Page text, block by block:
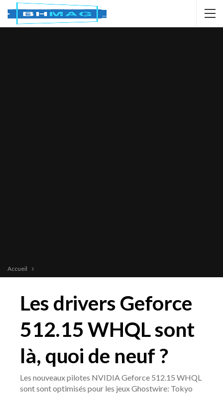
Accueil
Les drivers Geforce
512.15 WHQL sont
là, quoi de neuf ?
Les nouveaux pilotes NVIDIA Geforce 512.15 WHQL
sont sont optimisés pour les jeux Ghostwire: Tokyo